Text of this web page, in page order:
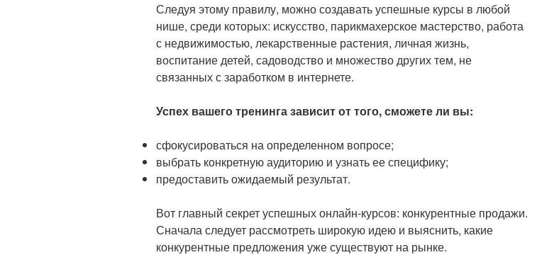
Следуя этому правилу, можно создавать успешные курсы в любой
нише, среди которых: искусство, парикмахерское мастерство, работа
с недвижимостью, лекарственные растения, личная жизнь,
воспитание детей, садоводство и множество других тем, не
связанных с заработком в интернете.
Успех вашего тренинга зависит от того, сможете ли вы:
сфокусироваться на определенном вопросе;
выбрать конкретную аудиторию и узнать ее специфику;
предоставить ожидаемый результат.
Вот главный секрет успешных онлайн-курсов: конкурентные продажи.
Сначала следует рассмотреть широкую идею и выяснить, какие
конкурентные предложения уже существуют на рынке.